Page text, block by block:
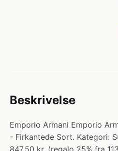
Beskrivelse
Emporio Armani Emporio
- Firkantede Sort. Kategori:
847.50 kr. (regalo 25% fra